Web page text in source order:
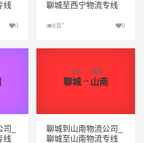
线
0
聊城至西宁物流专线
8百+ 0
查看详细
_
线
山东
聊城→
西藏
山南
聊城到山南物流公司_
聊城至山南物流专线